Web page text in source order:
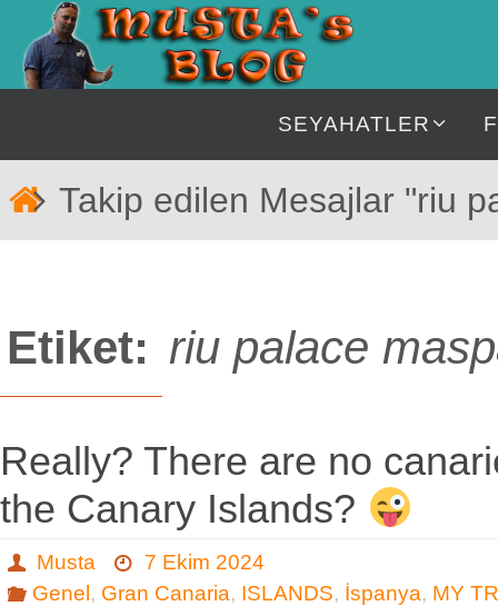
İçeriğe
geç
SEYAHATLER
Takip edilen Mesajlar "riu
Etiket: riu palace
Really? There are no
the Canary Islands?
Musta
7 Ekim 2024
Genel , Gran Canaria, ISLANDS, İspanya, MY